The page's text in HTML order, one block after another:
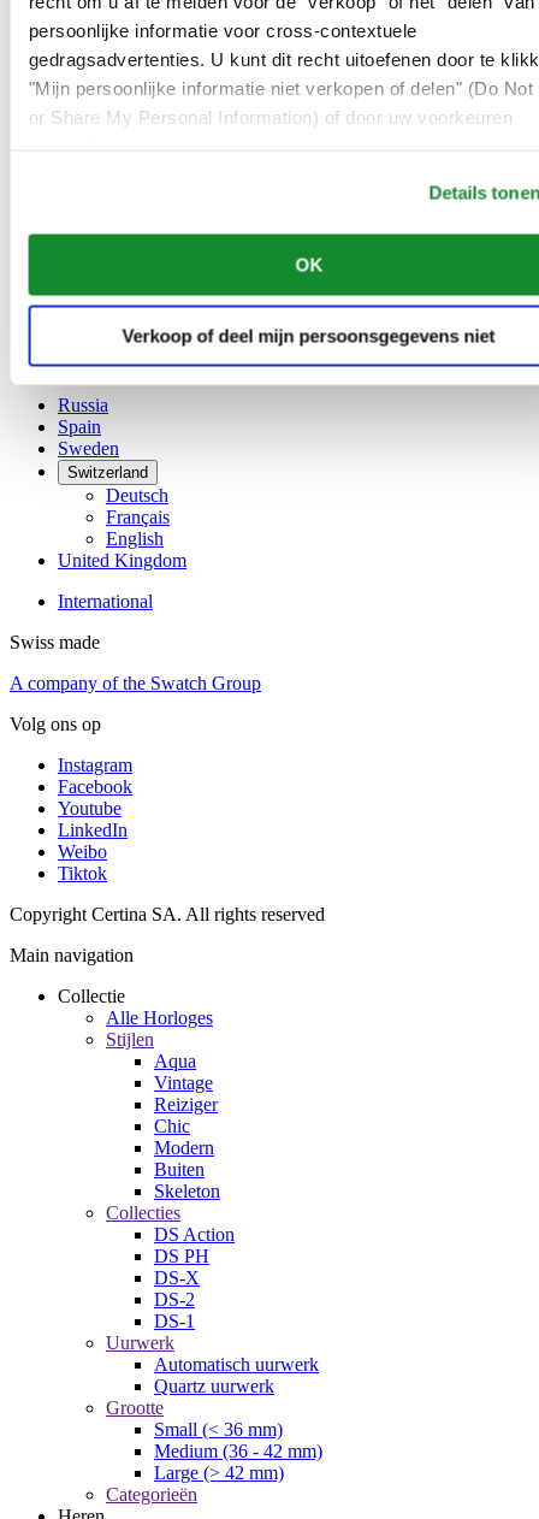
persoonlijke informatie voor cross-contextuele
gedragsadvertenties. U kunt dit recht uitoefenen door te
"Mijn persoonlijke informatie niet verkopen of delen" (Do Not
or Share My Personal Information) of door uw voorkeuren
Details
OK
Verkoop of deel mijn persoonsgegevens niet
Dutch
Français
China
English
简体中文
Denmark
Ireland
Français
Poland
Russia
Spain
Sweden
Switzerland
Deutsch
Français
English
United Kingdom
International
Swiss made
A company of the Swatch Group
Volg ons op
Instagram
Facebook
Youtube
LinkedIn
Weibo
Tiktok
Copyright Certina SA. All rights reserved
Main navigation
Collectie
Alle Horloges
Stijlen
Aqua
Vintage
Reiziger
Chic
Modern
Buiten
Skeleton
Collecties
DS Action
DS PH
DS-X
DS-2
DS-1
Uurwerk
Automatisch uurwerk
Quartz uurwerk
Grootte
Small (< 36 mm)
Medium (36 - 42 mm)
Large (> 42 mm)
Categorieën